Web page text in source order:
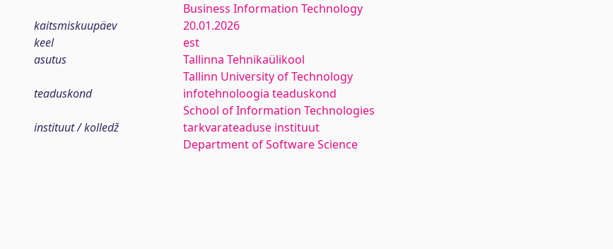
Business Information Technology
kaitsmiskuupäev
20.01.2026
keel
est
asutus
Tallinna Tehnikaülikool
Tallinn University of Technology
teaduskond
infotehnoloogia teaduskond
School of Information Technologies
instituut / kolledž
tarkvarateaduse instituut
Department of Software Science